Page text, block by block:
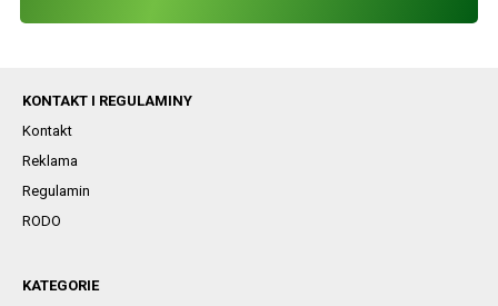
KONTAKT I REGULAMINY
Kontakt
Reklama
Regulamin
RODO
KATEGORIE